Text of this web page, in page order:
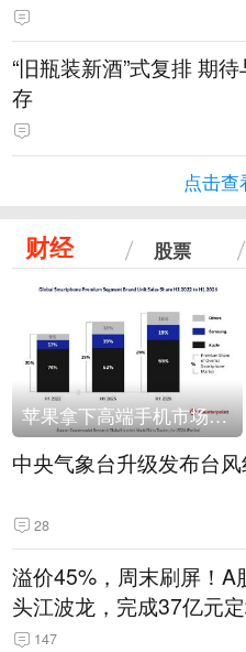
“旧瓶装新酒”式复排 期
存
点击查
财经 股票
苹果拿下高端手机市场65%的份额：iPhone 17系列功不可没
中央气象台升级发布台
28
溢价45%，周末刷屏！A
头江波龙，完成37亿元
386.6元，定增价560元
147